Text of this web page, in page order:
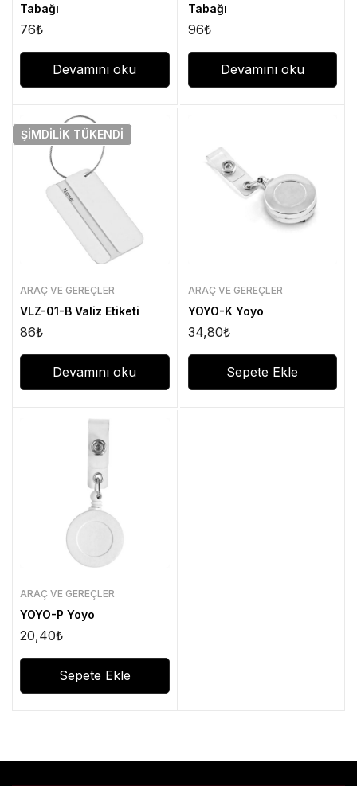
Tabağı
76₺
Devamını oku
Tabağı
96₺
Devamını oku
ŞIMDILIK TÜKENDI
ARAÇ VE GEREÇLER
VLZ-01-B Valiz Etiketi
86₺
Devamını oku
ARAÇ VE GEREÇLER
YOYO-K Yoyo
34,80₺
Sepete Ekle
ARAÇ VE GEREÇLER
YOYO-P Yoyo
20,40₺
Sepete Ekle